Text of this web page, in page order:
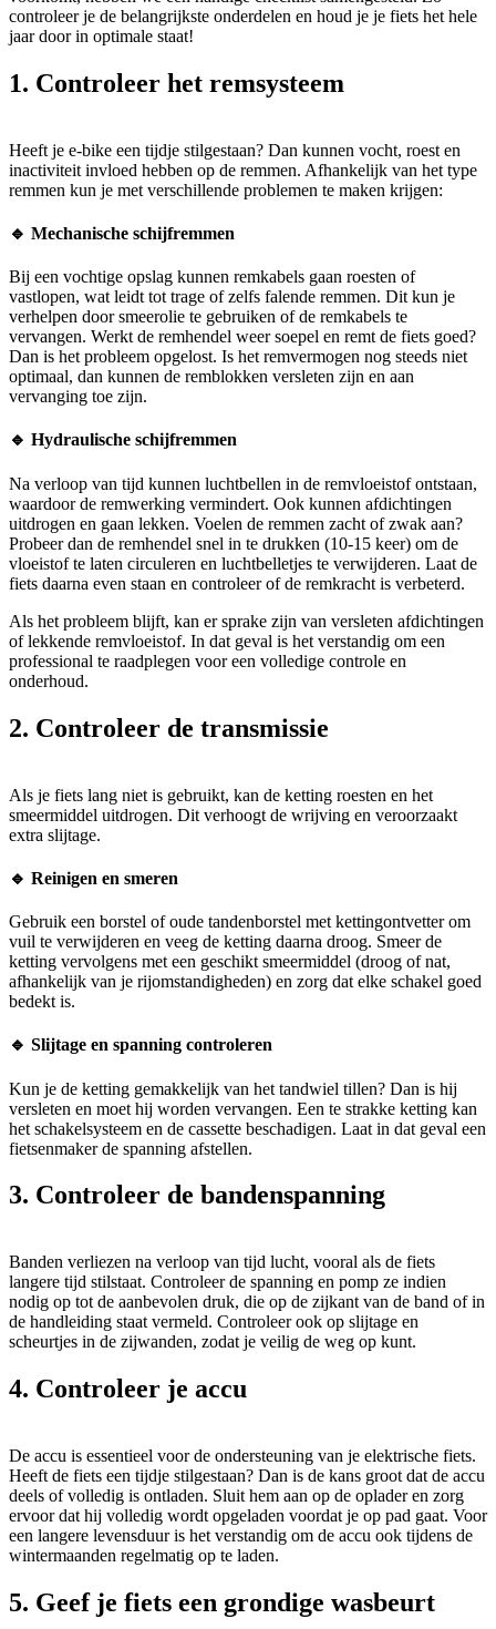
controleer je de belangrijkste onderdelen en houd je je fiets het hele
jaar door in optimale staat!
1. Controleer het remsysteem
Heeft je e-bike een tijdje stilgestaan? Dan kunnen vocht, roest en
inactiviteit invloed hebben op de remmen. Afhankelijk van het type
remmen kun je met verschillende problemen te maken krijgen:
🔹 Mechanische schijfremmen
Bij een vochtige opslag kunnen remkabels gaan roesten of
vastlopen, wat leidt tot trage of zelfs falende remmen. Dit kun je
verhelpen door smeerolie te gebruiken of de remkabels te
vervangen. Werkt de remhendel weer soepel en remt de fiets goed?
Dan is het probleem opgelost. Is het remvermogen nog steeds niet
optimaal, dan kunnen de remblokken versleten zijn en aan
vervanging toe zijn.
🔹 Hydraulische schijfremmen
Na verloop van tijd kunnen luchtbellen in de remvloeistof ontstaan,
waardoor de remwerking vermindert. Ook kunnen afdichtingen
uitdrogen en gaan lekken. Voelen de remmen zacht of zwak aan?
Probeer dan de remhendel snel in te drukken (10-15 keer) om de
vloeistof te laten circuleren en luchtbelletjes te verwijderen. Laat de
fiets daarna even staan en controleer of de remkracht is verbeterd.
Als het probleem blijft, kan er sprake zijn van versleten afdichtingen
of lekkende remvloeistof. In dat geval is het verstandig om een
professional te raadplegen voor een volledige controle en
onderhoud.
2. Controleer de transmissie
Als je fiets lang niet is gebruikt, kan de ketting roesten en het
smeermiddel uitdrogen. Dit verhoogt de wrijving en veroorzaakt
extra slijtage.
🔹 Reinigen en smeren
Gebruik een borstel of oude tandenborstel met kettingontvetter om
vuil te verwijderen en veeg de ketting daarna droog. Smeer de
ketting vervolgens met een geschikt smeermiddel (droog of nat,
afhankelijk van je rijomstandigheden) en zorg dat elke schakel goed
bedekt is.
🔹 Slijtage en spanning controleren
Kun je de ketting gemakkelijk van het tandwiel tillen? Dan is hij
versleten en moet hij worden vervangen. Een te strakke ketting kan
het schakelsysteem en de cassette beschadigen. Laat in dat geval een
fietsenmaker de spanning afstellen.
3. Controleer de bandenspanning
Banden verliezen na verloop van tijd lucht, vooral als de fiets
langere tijd stilstaat. Controleer de spanning en pomp ze indien
nodig op tot de aanbevolen druk, die op de zijkant van de band of in
de handleiding staat vermeld. Controleer ook op slijtage en
scheurtjes in de zijwanden, zodat je veilig de weg op kunt.
4. Controleer je accu
De accu is essentieel voor de ondersteuning van je elektrische fiets.
Heeft de fiets een tijdje stilgestaan? Dan is de kans groot dat de accu
deels of volledig is ontladen. Sluit hem aan op de oplader en zorg
ervoor dat hij volledig wordt opgeladen voordat je op pad gaat. Voor
een langere levensduur is het verstandig om de accu ook tijdens de
wintermaanden regelmatig op te laden.
5. Geef je fiets een grondige wasbeurt